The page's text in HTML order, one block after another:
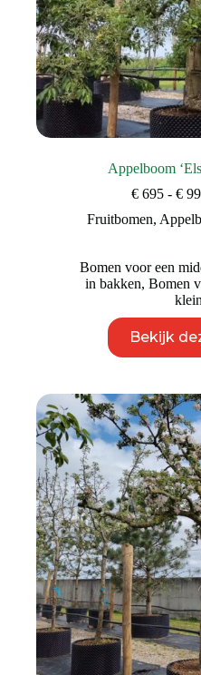
Appelboom
€695 - €
Fruitbomen,
Bomen voor een
in bakken, Bomen
Bekijk